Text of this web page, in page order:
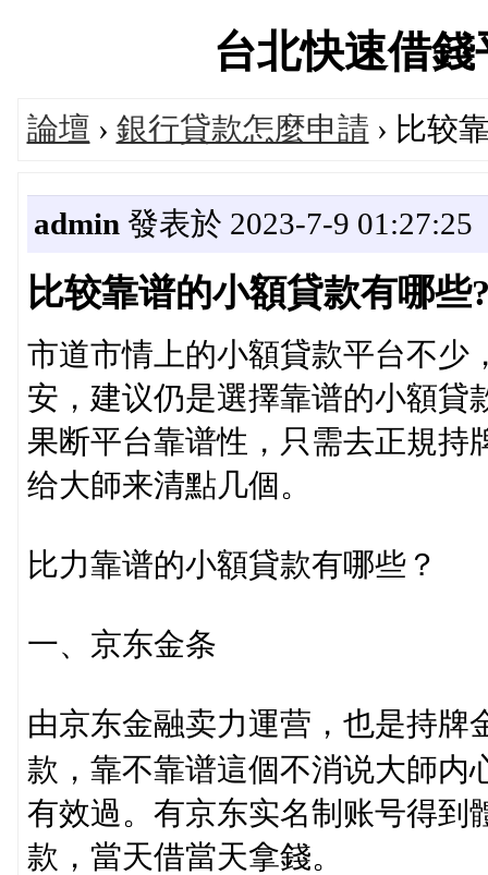
台北快速借
論壇 › 銀行貸款怎麼申請 › 比较
admin 發表於 2023-7-9 01:27:25
比较靠谱的小額貸款有哪
市道市情上的小額貸款平台不少
安，建议仍是選擇靠谱的小額貸
果断平台靠谱性，只需去正規持
给大師来清點几個。
比力靠谱的小額貸款有哪些？
一、京东金条
由京东金融卖力運营，也是持牌
款，靠不靠谱這個不消说大師内
有效過。有京东实名制账号得到
款，當天借當天拿錢。